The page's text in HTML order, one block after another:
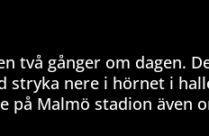
två gånger om dagen.
stryka nere i hörnet i
på Malmö stadion även